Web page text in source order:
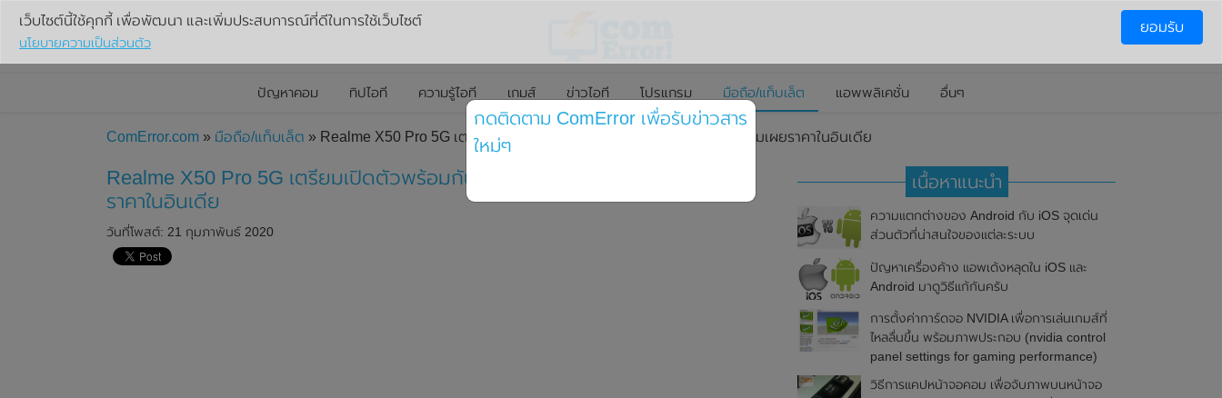
ปัญหาคอม ทิปไอที ความรู้ไอที เกมส์ ข่าวไอที โปรแกรม มือถือ/แท็บเล็ต แอพพลิเคชั่น อื่นๆ
ComError.com » มือถือ/แท็บเล็ต » Realme X50 Pro 5G เตรียมเปิดตัวพร้อมกันทั่วโลก 24 กุมภาพันธ์นี้ พร้อมเผยราคาในอินเดีย
Realme X50 Pro 5G เตรียมเปิดตัวพร้อมกันทั่วโลก 24 กุมภาพันธ์นี้ พร้อมเผย
ราคาในอินเดีย
วันที่โพสต์: 21 กุมภาพันธ์ 2020
เนื้อหาแนะนำ
ความแตกต่างของ Android กับ iOS จุดเด่น
ส่วนตัวที่น่าสนใจของแต่ละระบบ
ปัญหาเครื่องค้าง แอพเด้งหลุดใน iOS และ
Android มาดูวิธีแก้กันครับ
การตั้งค่าการ์ดจอ NVIDIA เพื่อการเล่นเกมส์ที่
ไหลลื่นขึ้น พร้อมภาพประกอบ (nvidia control
panel settings for gaming performance)
วิธีการแคปหน้าจอคอม เพื่อจับภาพบนหน้าจอ
เว็บไซต์นี้ใช้คุกกี้ เพื่อพัฒนา และเพิ่มประสบการณ์ที่ดีในการใช้เว็บไซต์
นโยบายความเป็นส่วนตัว
ยอมรับ
กดติดตาม ComError เพื่อรับข่าวสาร
ใหม่ๆ